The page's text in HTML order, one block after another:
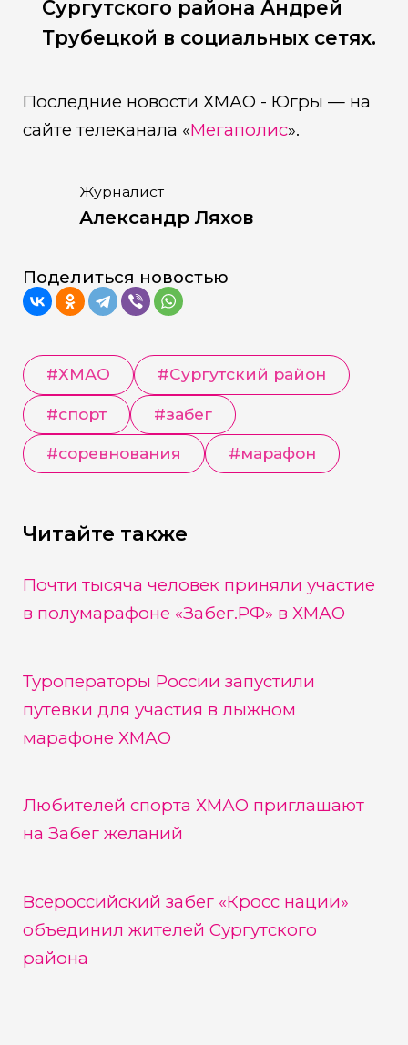
Сургутского района Андрей
Трубецкой в социальных сетях.
Последние новости ХМАО - Югры — на
сайте телеканала «Мегаполис».
Журналист
Александр Ляхов
Поделиться новостью
#ХМАО #Сургутский район
#спорт #забег
#соревнования #марафон
Читайте также
Почти тысяча человек приняли участие
в полумарафоне «Забег.РФ» в ХМАО
Туроператоры России запустили
путевки для участия в лыжном
марафоне ХМАО
Любителей спорта ХМАО приглашают
на Забег желаний
Всероссийский забег «Кросс нации»
объединил жителей Сургутского
района